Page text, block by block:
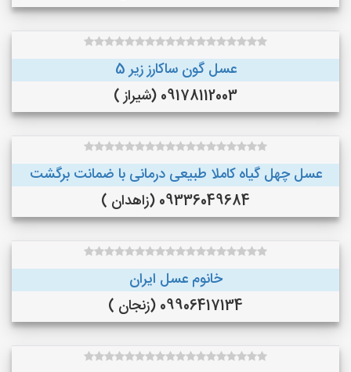
عسل گون ساکارز زیر 5
09178112003 (شیراز )
عسل چهل گیاه کاملا طبیعی درمانی با ضمانت برگشت
09336049684 (زاهدان )
خانوم عسل ایران
09906417134 (زنجان )